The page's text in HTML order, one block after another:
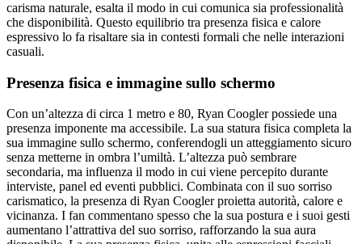
carisma naturale, esalta il modo in cui comunica sia professionalità
che disponibilità. Questo equilibrio tra presenza fisica e calore
espressivo lo fa risaltare sia in contesti formali che nelle interazioni
casuali.
Presenza fisica e immagine sullo schermo
Con un’altezza di circa 1 metro e 80, Ryan Coogler possiede una
presenza imponente ma accessibile. La sua statura fisica completa la
sua immagine sullo schermo, conferendogli un atteggiamento sicuro
senza metterne in ombra l’umiltà. L’altezza può sembrare
secondaria, ma influenza il modo in cui viene percepito durante
interviste, panel ed eventi pubblici. Combinata con il suo sorriso
carismatico, la presenza di Ryan Coogler proietta autorità, calore e
vicinanza. I fan commentano spesso che la sua postura e i suoi gesti
aumentano l’attrattiva del suo sorriso, rafforzando la sua aura